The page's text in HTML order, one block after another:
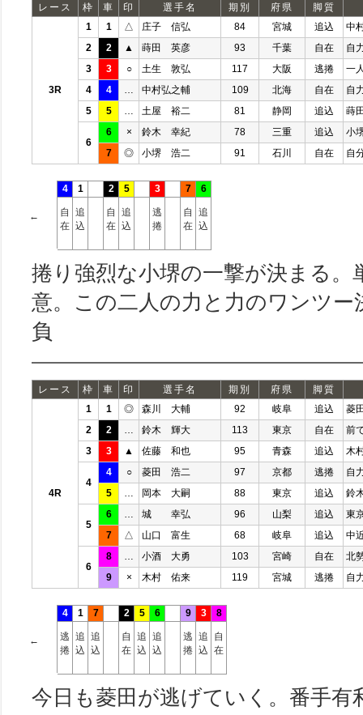
レース 枠 車 印 選手名 期別 府県 脚質
3R
1 1 △ 庄子 信弘 84 宮城 追込
中
2
2 ▲ 蒔田 英彦 93 千葉 自在
自
3
3 ○ 土生 敦弘 117 大阪 逃捲
一
4
4 中村弘之輔 109 北海 自在
自
5
5 土屋 裕二 81 静岡 追込 蒔
6
6 × 鈴木 幸紀 78 三重 追込
小
7
◎ 小堺 浩二 91 石川 自在 自
←
4
自
在
1
追
込
2
自
在
5
追
込
3
逃
捲
7
自
在
6
追
込
捲り強烈な小堺の一撃が決まる。
意。この二人の力と力のワンツー
負
レース 枠 車 印 選手名 期別 府県 脚質
4R
1 1 ◎ 森川 大輔 92 岐阜 追込
菱
2
2 鈴木 輝大 113 東京 自在
前
3
3 ▲ 佐藤 和也 95 青森 追込 木
4
4 ○ 菱田 浩二 97 京都 逃捲
自
5
岡本 大嗣 88 東京 追込 鈴
5
6 城 幸弘 96 山梨 追込
東
7
△ 山口 富生 68 岐阜 追込 中
6
8 小酒 大勇 103 宮崎 自在
北
9
× 木村 佑来 119 宮城 逃捲 自
←
4
逃
捲
1
追
込
7
追
込
2
自
在
5
追
込
6
追
込
9
逃
捲
3
追
込
8
自
在
今日も菱田が逃げていく。番手有